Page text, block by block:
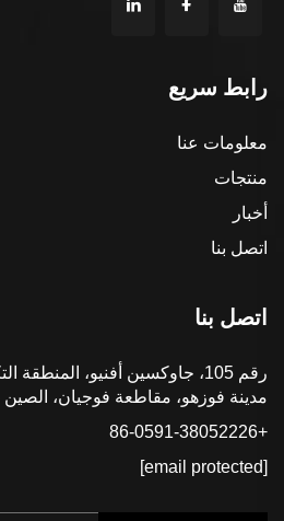
رابط سريع
معلومات عنا
منتجات
أخبار
اتصل بنا
اتصل بنا
رقم 105، جاوكسين أفنيو، المنطقة
مدينة فوزهو، مقاطعة فوجيان، الصين 350108
+86-0591-38052226
[email protected]